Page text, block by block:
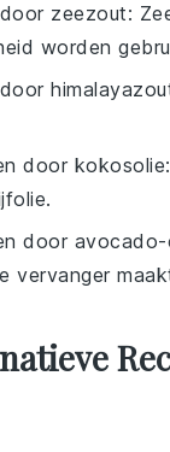
zeezout:
worden
door kokosolie
door avocado-
vervanger